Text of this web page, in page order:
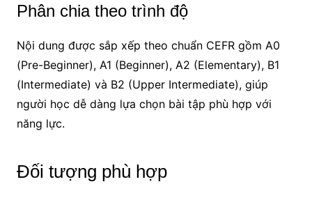
Phân chia theo trình độ
Nội dung được sắp xếp theo chuẩn CEFR gồm A0
(Pre-Beginner), A1 (Beginner), A2 (Elementary), B1
(Intermediate) và B2 (Upper Intermediate), giúp
người học dễ dàng lựa chọn bài tập phù hợp với
năng lực.
Đối tượng phù hợp